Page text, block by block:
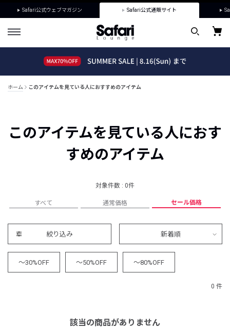
Safari公式ウェブマガジン Safari公式通販サイト
ホーム このアイテムを見ている人におすすめのアイテム
このアイテムを見ている人におす
すめのアイテム
対象件数 : 0件
すべて 通常価格 セール価格
絞り込み 新着順
～30%OFF ～50%OFF ～80%OFF
0 件
該当の商品がありません